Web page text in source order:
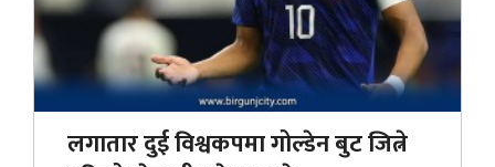
लगातार दुई विश्वकपमा गोल्डेन बुट जित्ने